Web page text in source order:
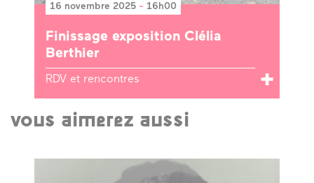
16 novembre 2025 - 16h00
Finissage exposition Clélia
Berthier
RDV et rencontres
vous aimerez aussi